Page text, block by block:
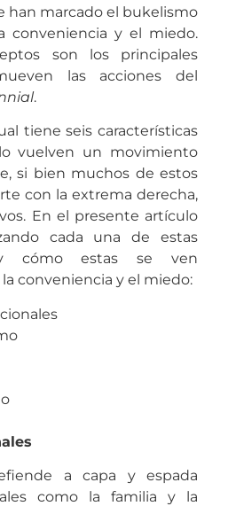
han marcado el bukelismo
conveniencia y el miedo.
son los principales
las acciones del
.
tiene seis características
vuelven un movimiento
si bien muchos de estos
con la extrema derecha,
En el presente artículo
cada una de estas
y cómo estas se ven
conveniencia y el miedo:
a capa y espada
como la familia y la